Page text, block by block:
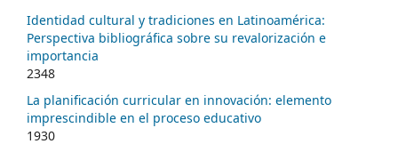
Identidad cultural y tradiciones en Latinoamérica:
Perspectiva bibliográfica sobre su revalorización e
importancia
2348
La planificación curricular en innovación: elemento
imprescindible en el proceso educativo
1930